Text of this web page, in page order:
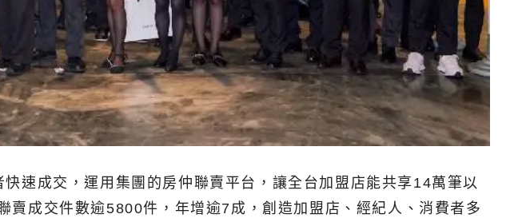
速成交，運用集團的房仲聯賣平台，讓全台加盟店能共享14萬筆以
成交件數逾5800件，年增逾7成，創造加盟店、經紀人、消費者多